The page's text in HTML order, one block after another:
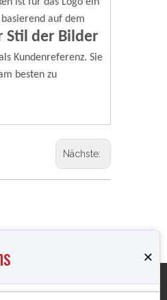
auf dem
Stil der Bilder
Kundenreferenz. Sie
besten zu
Nächste:
×